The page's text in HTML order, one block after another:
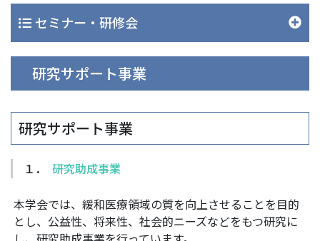
セミナー・研修会
研究サポート事業
研究サポート事業
１． 研究助成事業
本学会では、緩和医療領域の質を向上させることを目的
とし、公益性、将来性、社会的ニーズなどをもつ研究に